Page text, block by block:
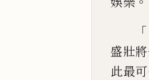
盛壯
此最